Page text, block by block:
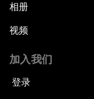
相册
视频
加入我们
登录